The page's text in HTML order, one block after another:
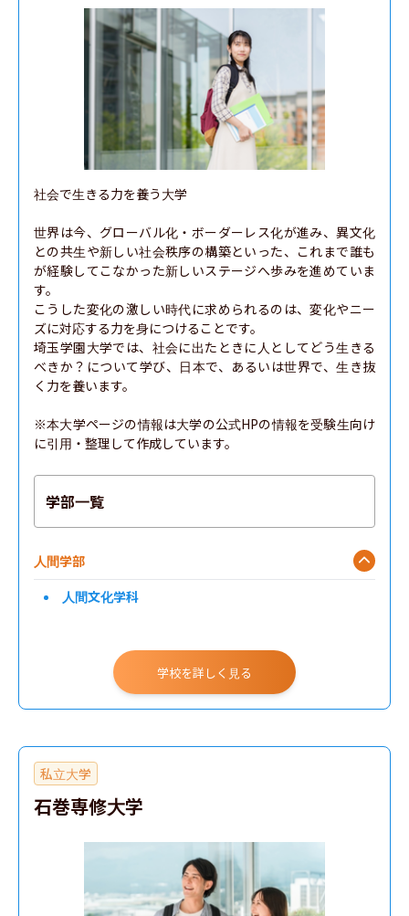
社会で生きる力を養う大学
世界は今、グローバル化・ボーダーレス化が進み、異文化
との共生や新しい社会秩序の構築といった、これまで誰も
が経験してこなかった新しいステージへ歩みを進めていま
す。
こうした変化の激しい時代に求められるのは、変化やニー
ズに対応する力を身につけることです。
埼玉学園大学では、社会に出たときに人としてどう生きる
べきか？について学び、日本で、あるいは世界で、生き抜
く力を養います。
※本大学ページの情報は大学の公式HPの情報を受験生向け
に引用・整理して作成しています。
学部一覧
人間学部
人間文化学科
学校を詳しく見る
私立大学
石巻専修大学